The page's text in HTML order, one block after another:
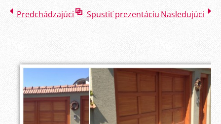
Predchádzajúci Spustiť prezentáciu Nasledujúci